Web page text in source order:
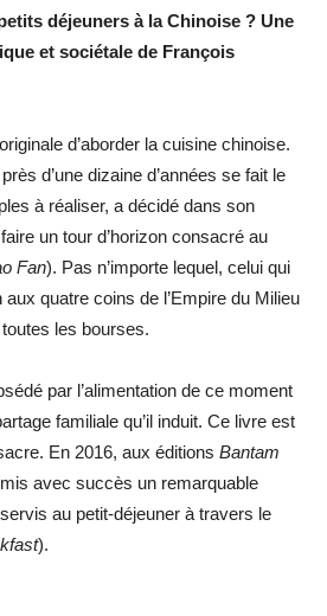
déjeuners à la Chinoise ? Une
et sociétale de François
d’aborder la cuisine chinoise.
d’une dizaine d’années se fait le
à réaliser, a décidé dans son
un tour d’horizon consacré au
Fan). Pas n’importe lequel, celui qui
quatre coins de l’Empire du Milieu
les bourses.
par l’alimentation de ce moment
familiale qu’il induit. Ce livre est
En 2016, aux éditions Bantam
avec succès un remarquable
au petit-déjeuner à travers le
).